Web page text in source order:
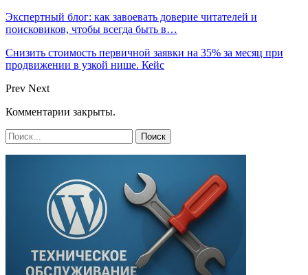
Экспертный блог: как завоевать доверие читателей и
поисковиков, чтобы всегда быть в…
Снизить стоимость первичной заявки на 35% за месяц при
продвижении в узкой нише. Кейс
Prev Next
Комментарии закрыты.